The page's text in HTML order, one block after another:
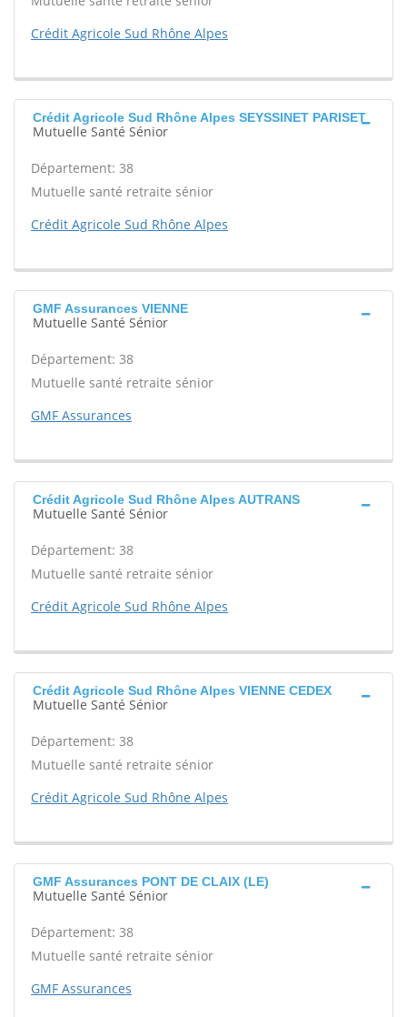
Crédit Agricole Sud Rhône Alpes
Crédit Agricole Sud Rhône Alpes SEYSSINET PARISET
Mutuelle Santé Sénior
Département: 38
Mutuelle santé retraite sénior
Crédit Agricole Sud Rhône Alpes
GMF Assurances VIENNE
Mutuelle Santé Sénior
Département: 38
Mutuelle santé retraite sénior
GMF Assurances
Crédit Agricole Sud Rhône Alpes AUTRANS
Mutuelle Santé Sénior
Département: 38
Mutuelle santé retraite sénior
Crédit Agricole Sud Rhône Alpes
Crédit Agricole Sud Rhône Alpes VIENNE CEDEX
Mutuelle Santé Sénior
Département: 38
Mutuelle santé retraite sénior
Crédit Agricole Sud Rhône Alpes
GMF Assurances PONT DE CLAIX (LE)
Mutuelle Santé Sénior
Département: 38
Mutuelle santé retraite sénior
GMF Assurances